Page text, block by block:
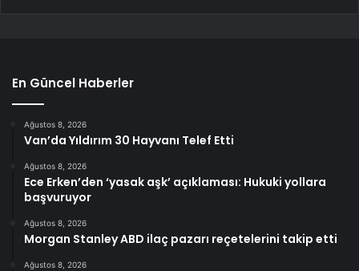
En Güncel Haberler
Ağustos 8, 2026
Van’da Yıldırım 30 Hayvanı Telef Etti
Ağustos 8, 2026
Ece Erken’den ‘yasak aşk’ açıklaması: Hukuki yollara
başvuruyor
Ağustos 8, 2026
Morgan Stanley ABD ilaç pazarı reçetelerini takip etti
Ağustos 8, 2026